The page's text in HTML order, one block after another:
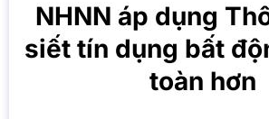
NHNN áp dụng
siết tín dụng bất
toàn hơn